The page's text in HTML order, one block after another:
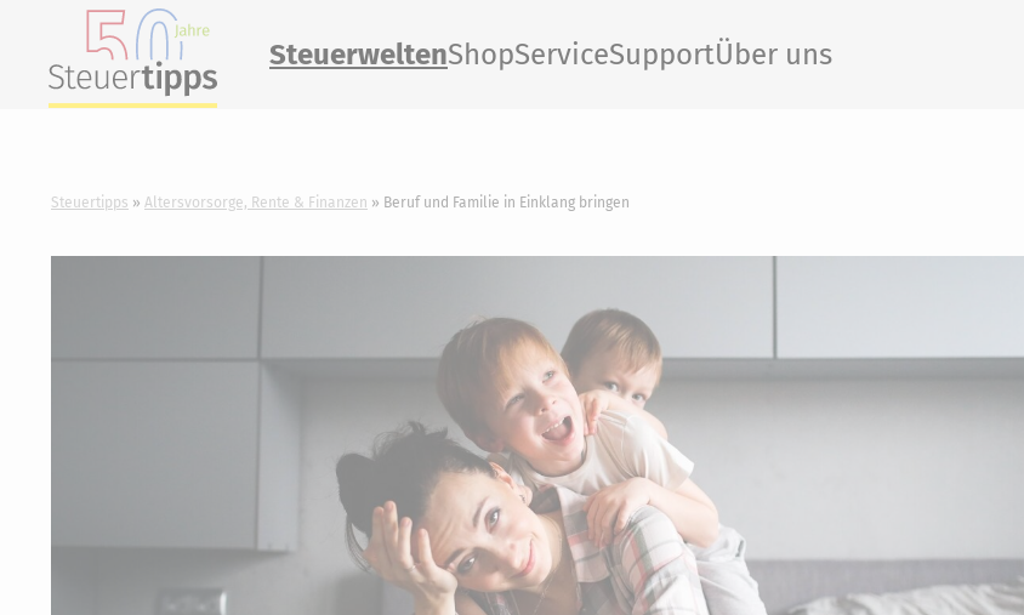
SteuerweltenShopServiceSupportÜber uns
Steuertipps Altersvorsorge, Rente & Finanzen Beruf und Familie in Einklang bringen